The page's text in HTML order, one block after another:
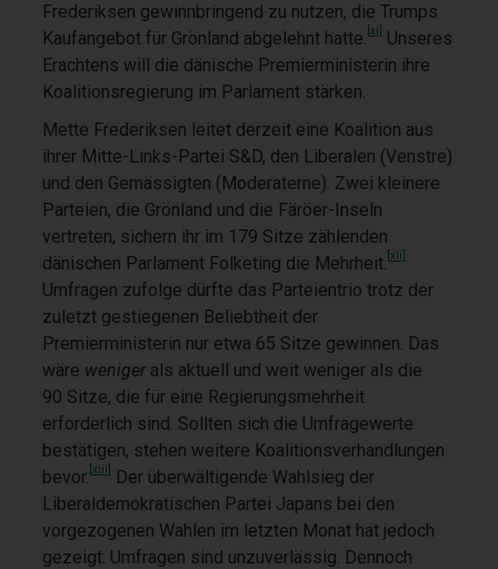
Frederiksen gewinnbringend zu nutzen, die Trumps
Kaufangebot für Grönland abgelehnt hatte. [xi] Unseres
Erachtens will die dänische Premierministerin ihre
Koalitionsregierung im Parlament stärken.
Mette Frederiksen leitet derzeit eine Koalition aus
ihrer Mitte-Links-Partei S&D, den Liberalen (Venstre)
und den Gemässigten (Moderaterne). Zwei kleinere
Parteien, die Grönland und die Färöer-Inseln
vertreten, sichern ihr im 179 Sitze zählenden
dänischen Parlament Folketing die Mehrheit. [xii]
Umfragen zufolge dürfte das Parteientrio trotz der
zuletzt gestiegenen Beliebtheit der
Premierministerin nur etwa 65 Sitze gewinnen. Das
wäre wenigerals aktuell und weit weniger als die
90 Sitze, die für eine Regierungsmehrheit
erforderlich sind. Sollten sich die Umfragewerte
bestätigen, stehen weitere Koalitionsverhandlungen
bevor. [xiii] Der überwältigende Wahlsieg der
Liberaldemokratischen Partei Japans bei den
vorgezogenen Wahlen im letzten Monat hat jedoch
gezeigt: Umfragen sind unzuverlässig. Dennoch